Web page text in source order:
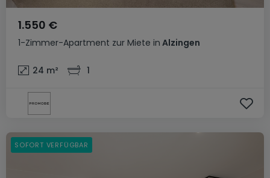
1-Zimmer-Apartment zur Miete in Alzingen
1.550 €
24 m² 1
SOFORT VERFÜGBAR